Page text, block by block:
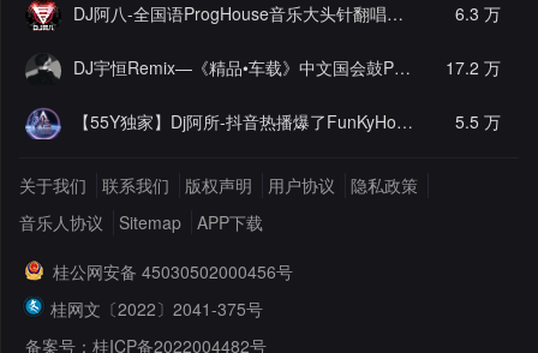
DJ阿八-全国语ProgHouse音乐大头针翻唱抖音热播专辑串烧 6.3 万
DJ宇恒Remix—《精品•车载》中文国会鼓ProgHouse [推荐]
17.2 万
【55Y独家】Dj阿所-抖音热播爆了FunKyHouse中英文串烧 5.5 万
关于我们 联系我们 版权声明 用户协议
隐私政策
音乐人协议
Sitemap APP下载
桂公网安备 45030502000456号
桂网文〔2022〕2041-375号
备案号：桂ICP备2022004482号